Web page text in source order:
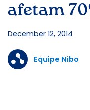
afetam
December 12, 2014
Equipe Nibo